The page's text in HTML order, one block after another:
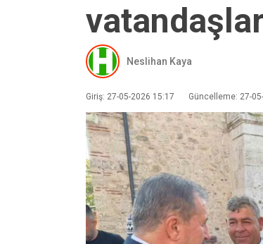
Neslihan Kaya
Giriş: 27-05-2026 15:17 Güncelleme: 27-